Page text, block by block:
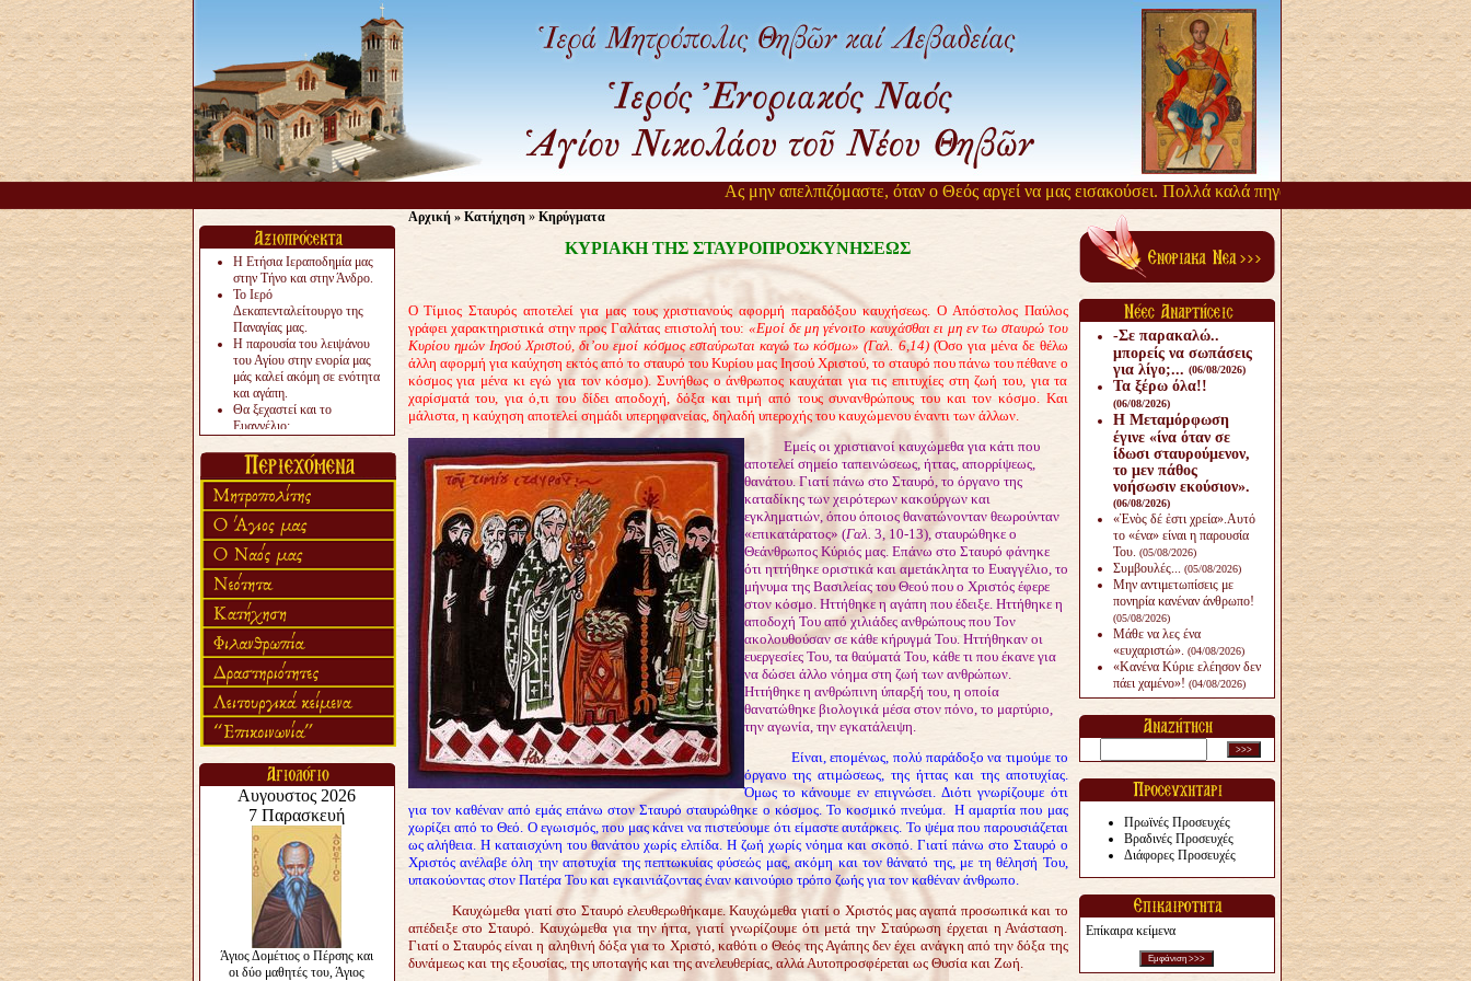
Ας μην απελπιζόμαστε, όταν ο Θεός αργεί να μας εισακούσει. Πολλά καλά πηγάζουν, από την αργοπορία
Η Ετήσια Ιεραποδημία μας
στην Τήνο και στην Άνδρο.
Το Ιερό
Δεκαπενταλείτουργο της
Παναγίας μας.
Η παρουσία του λειψάνου
του Αγίου στην ενορία μας
μάς καλεί ακόμη σε ενότητα
και αγάπη.
Θα ξεχαστεί και το
Ευαγγέλιο;
«πολύ αργά».
Ζητείται....
Αρχική» Κατήχηση» Κηρύγματα
ΚΥΡΙΑΚΗ ΤΗΣ ΣΤΑΥΡΟΠΡΟΣΚΥΝΗΣΕΩΣ
Ο Τίμιος Σταυρός αποτελεί για μας τους χριστιανούς αφορμή παραδόξου καυχήσεως. Ο Απόστολος Παύλος
γράφει χαρακτηριστικά στην προς Γαλάτας επιστολή του: «Εμοί δε μη γένοιτο καυχάσθαι ει μη εν τω σταυρώ του
Κυρίου ημών Ιησού Χριστού, δι’ου εμοί κόσμος εσταύρωται καγώ τω κόσμω» (Γαλ. 6,14)(Όσο για μένα δε θέλω
άλλη αφορμή για καύχηση εκτός από το σταυρό του Κυρίου μας Ιησού Χριστού, το σταυρό που πάνω του πέθανε ο
κόσμος για μένα κι εγώ για τον κόσμο). Συνήθως ο άνθρωπος καυχάται για τις επιτυχίες στη ζωή του, για τα
χαρίσματά του, για ό,τι του δίδει αποδοχή, δόξα και τιμή από τους συνανθρώπους του και τον κόσμο. Και
μάλιστα, η καύχηση αποτελεί σημάδι υπερηφανείας, δηλαδή υπεροχής του καυχώμενου έναντι των άλλων.
Εμείς οι χριστιανοί καυχώμεθα γιακάτι που
αποτελεί σημείο ταπεινώσεως, ήττας, απορρίψεως,
θανάτου. Γιατί πάνω στο Σταυρό, το όργανο της
καταδίκης των χειρότερων κακούργων και
εγκληματιών, όπου όποιος θανατώνονταν θεωρούνταν
«επικατάρατος» (Γαλ. 3, 10-13), σταυρώθηκε ο
Θεάνθρωπος Κύριός μας. Επάνω στο Σταυρό φάνηκε
ότι ηττήθηκε οριστικά και αμετάκλητα το Ευαγγέλιο, το
μήνυμα της Βασιλείας του Θεού που ο Χριστός έφερε
στον κόσμο. Ηττήθηκε η αγάπη που έδειξε. Ηττήθηκε η
αποδοχή Του από χιλιάδες ανθρώπους που Τον
ακολουθούσαν σε κάθε κήρυγμά Του. Ηττήθηκαν οι
ευεργεσίες Του, τα θαύματά Του, κάθε τι που έκανε για
να δώσει άλλο νόημα στη ζωή των ανθρώπων.
Ηττήθηκε η ανθρώπινη ύπαρξή του, η οποία
θανατώθηκε βιολογικά μέσα στον πόνο, το μαρτύριο,
την αγωνία, την εγκατάλειψη.
Είναι, επομένως, πολύ παράδοξο να τιμούμε το
όργανο της ατιμώσεως, της ήττας και της αποτυχίας.
Όμως το κάνουμε εν επιγνώσει. Διότι γνωρίζουμε ότι
για τον καθέναν από εμάς επάνω στον Σταυρό σταυρώθηκε ο κόσμος. Το κοσμικό πνεύμα. Η αμαρτία που μας
χωρίζει από το Θεό. Ο εγωισμός, που μας κάνει να πιστεύουμε ότι είμαστε αυτάρκεις. Το ψέμα που παρουσιάζεται
ως αλήθεια. Η καταισχύνη του θανάτου χωρίς ελπίδα. Η ζωή χωρίς νόημα και σκοπό. Γιατί πάνω στο Σταυρό ο
Χριστός ανέλαβε όλη την αποτυχία της πεπτωκυίας φύσεώς μας, ακόμη και τον θάνατό της, με τη θέλησή Του,
υπακούοντας στον Πατέρα Του και εγκαινιάζοντας έναν καινούριο τρόπο ζωής για τον καθέναν άνθρωπο.
Καυχώμεθα γιατί στο Σταυρό ελευθερωθήκαμε. Καυχώμεθα γιατί ο Χριστός μας αγαπά προσωπικά και το
απέδειξε στο Σταυρό. Καυχώμεθα για την ήττα, γιατί γνωρίζουμε ότι μετά την Σταύρωση έρχεται η Ανάσταση.
Γιατί ο Σταυρός είναι η αληθινή δόξα για το Χριστό, καθότι ο Θεός της Αγάπης δεν έχει ανάγκη από την δόξα της
δυνάμεως και της εξουσίας, της υποταγής και της ανελευθερίας, αλλά Αυτοπροσφέρεται ως Θυσία και Ζωή.
-Σε παρακαλώ..
μπορείς να σωπάσεις
για λίγο;... (06/08/2026)
Τα ξέρω όλα!!
(06/08/2026)
Η Μεταμόρφωση
έγινε «ίνα όταν σε
ίδωσι σταυρούμενον,
το μεν πάθος
νοήσωσιν εκούσιον».
(06/08/2026)
«Ἑνὸς δέ ἐστι χρεία».Αυτό
το «ένα» είναι η παρουσία
Του. (05/08/2026)
Συμβουλές... (05/08/2026)
Μην αντιμετωπίσεις με
πονηρία κανέναν άνθρω­πο!
(05/08/2026)
Μάθε να λες ένα
«ευχαριστώ». (04/08/2026)
«Κανένα Κύριε ελέησον δεν
πάει χαμένο»! (04/08/2026)
Πρωϊνές Προσευχές
Βραδινές Προσευχές
Διάφορες Προσευχές
Επίκαιρα κείμενα